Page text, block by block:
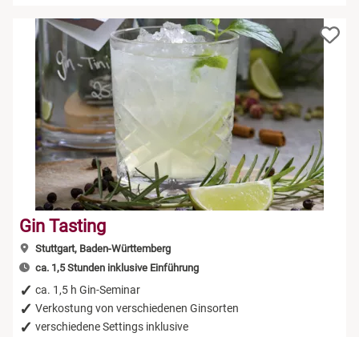
Gin Tasting
Stuttgart, Baden-Württemberg
ca. 1,5 Stunden inklusive Einführung
ca. 1,5 h Gin-Seminar
Verkostung von verschiedenen Ginsorten
verschiedene Settings inklusive